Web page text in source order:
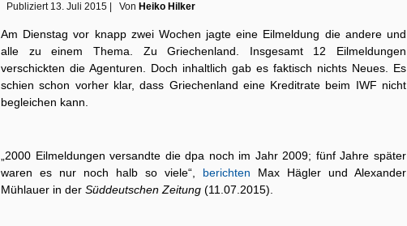
Publiziert 13. Juli 2015 Von Heiko Hilker
Am Dienstag vor knapp zwei Wochen jagte eine Eilmeldung die andere und
alle zu einem Thema. Zu Griechenland. Insgesamt 12 Eilmeldungen
verschickten die Agenturen. Doch inhaltlich gab es faktisch nichts Neues. Es
schien schon vorher klar, dass Griechenland eine Kreditrate beim IWF nicht
begleichen kann.
„2000 Eilmeldungen versandte die dpa noch im Jahr 2009; fünf Jahre später
waren es nur noch halb so viele“, berichten Max Hägler und Alexander
Mühlauer in der Süddeutschen Zeitung (11.07.2015).